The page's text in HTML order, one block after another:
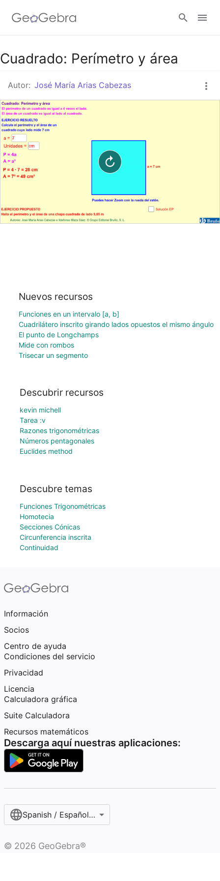
Google Classroom
GeoGebra Classroom
Cuadrado: Perímetro y área
Autor: José María Arias Cabezas
Nuevos recursos
Funciones en un intervalo [a, b]
Cuadrilátero inscrito girando lados opuestos el mismo ángulo
El punto de Longchamps
Mide con rombos
Trisecar un segmento
Descubrir recursos
kevin michell
Tarea :v
Razones trigonométricas
Números pentagonales
Euclides method
Descubre temas
Funciones Trigonométricas
Homotecia
Secciones Cónicas
Circunferencia inscrita
Continuidad
Información
Socios
Centro de ayuda
Condiciones del servicio
Privacidad
Licencia
Calculadora gráfica
Suite Calculadora
Recursos matemáticos
Descarga aquí nuestras aplicaciones:
Spanish / Español (internacional)
© 2026 GeoGebra®